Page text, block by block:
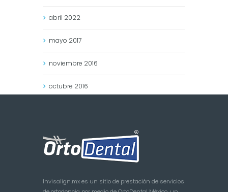
abril 2022
mayo 2017
noviembre 2016
octubre 2016
Invisalign.mx es un sitio de prestación de servicios